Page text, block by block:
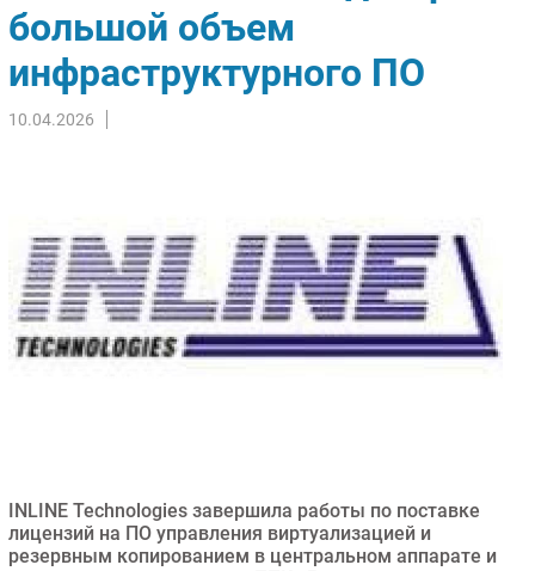
Интернет
Фиксированная связь
Интеграция
Оборудование
ПО
Outsourcing
Кадры
Инновации
CIO/Управление ИТ
большой объем
инфраструктурного ПО
10.04.2026
INLINE Technologies завершила работы по поставке
лицензий на ПО управления виртуализацией и
резервным копированием в центральном аппарате и